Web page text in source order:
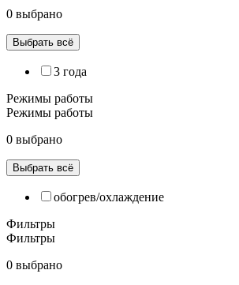
0 выбрано
Выбрать всё
3 года
Режимы работы
Режимы работы
0 выбрано
Выбрать всё
обогрев/охлаждение
Фильтры
Фильтры
0 выбрано